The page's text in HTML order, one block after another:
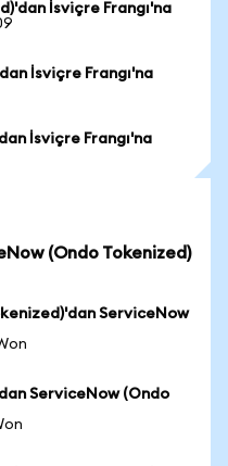
İsviçre Frangı'na
İsviçre Frangı'na
İsviçre Frangı'na
(Ondo Tokenized)
ServiceNow
ServiceNow (Ondo